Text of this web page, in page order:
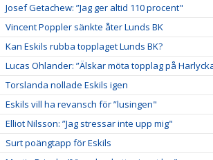
Josef Getachew: ”Jag ger altid 110 procent"
Vincent Poppler sänkte åter Lunds BK
Kan Eskils rubba topplaget Lunds BK?
Lucas Ohlander: ”Älskar möta topplag på
Torslanda nollade Eskils igen
Eskils vill ha revansch för ”lusingen"
Elliot Nilsson: ”Jag stressar inte upp mig"
Surt poängtapp för Eskils